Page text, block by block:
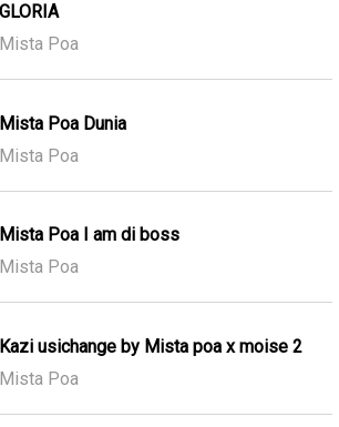
GLORIA
Mista Poa
Mista Poa Dunia
Mista Poa
Mista Poa I am di boss
Mista Poa
Kazi usichange by Mista poa x moise 2
Mista Poa